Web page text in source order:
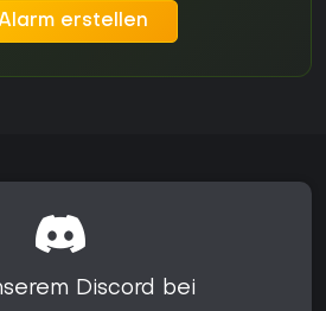
erstellen
Discord bei